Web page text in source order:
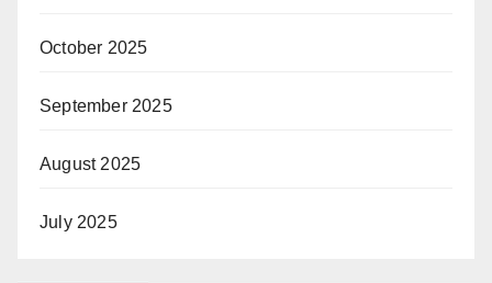
October 2025
September 2025
August 2025
July 2025